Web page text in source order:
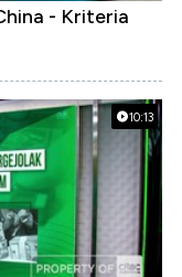
- Kriteria
10:13